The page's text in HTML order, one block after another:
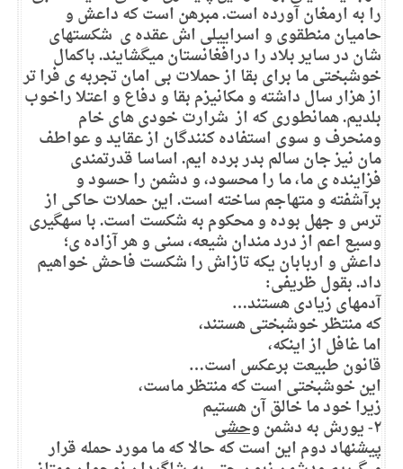
را به ارمغان آورده است. مبرهن است که داعش و
حامیان منطقوی و اسراییلی اش عقده ی شکستهای
شان در سایر بلاد را درافغانستان میگشایند. باکمال
خوشبختی ما برای بقا از حملات بی امان تجربه ی فرا تر
از هزار سال داشته و مکانیزم بقا و دفاع و اعتلا راخوب
بلدیم. همانطوری که از شرارت خودی های خام
ومنحرف و سوی استفاده کنندگان از عقاید و عواطف
مان نیز جان سالم بدر برده ایم. اساسا قدرتمندی
فزاینده ی ما، ما را محسود، و دشمن را حسود و
برآشفته و متهاجم ساخته است. این حملات حاکی از
ترس و جهل بوده و محکوم به شکست است. با سهگیری
وسیع اعم از درد مندان شیعه، سنی و هر آزادهی؛
داعش و اربابان یکه تازاش را شکست فاحش خواهیم
داد. بقول ظریفی:
آدمهای زیادی هستند…
که منتظر خوشبختی هستند،
اما غافل از اینکه،
قانون طبیعت برعکس است…
این خوشبختی است که منتظر ماست،
زیرا خود ما خالق آن هستيم
۲- یورش به دشمنوحشی
پیشنهاد دوم این است که حالا که ما مورد حمله قرار